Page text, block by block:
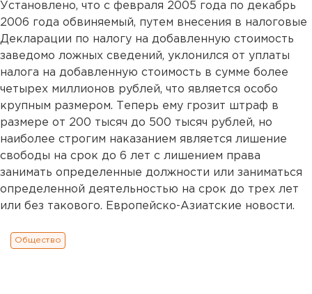
Установлено, что с февраля 2005 года по декабрь
2006 года обвиняемый, путем внесения в налоговые
Декларации по налогу на добавленную стоимость
заведомо ложных сведений, уклонился от уплаты
налога на добавленную стоимость в сумме более
четырех миллионов рублей, что является особо
крупным размером. Теперь ему грозит штраф в
размере от 200 тысяч до 500 тысяч рублей, но
наиболее строгим наказанием является лишение
свободы на срок до 6 лет с лишением права
занимать определенные должности или заниматься
определенной деятельностью на срок до трех лет
или без такового. Европейско-Азиатские новости.
Общество